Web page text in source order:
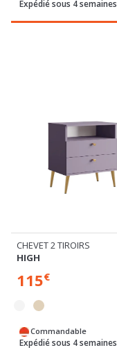
Expédié sous 4 semaines
CHEVET 2 TIROIRS
HIGH
115€
Commandable
Expédié sous 4 semaines